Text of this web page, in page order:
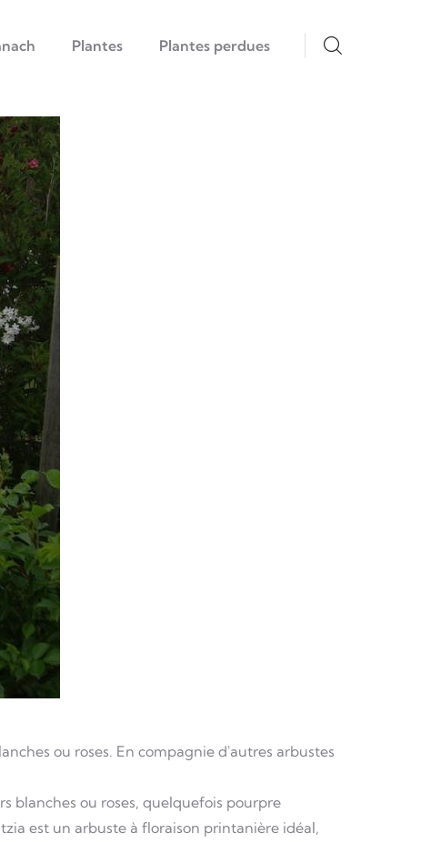
Plantes Plantes perdues
ou roses. En compagnie d'autres arbustes
blanches ou roses, quelquefois pourpre
est un arbuste à floraison printanière idéal,